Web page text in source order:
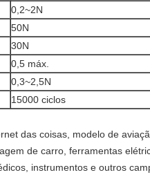
0,2~2N
50N
30N
0,5 máx.
0,3~2,5N
15000 ciclos
das coisas, modelo de
de carro, ferramentas
instrumentos e outros